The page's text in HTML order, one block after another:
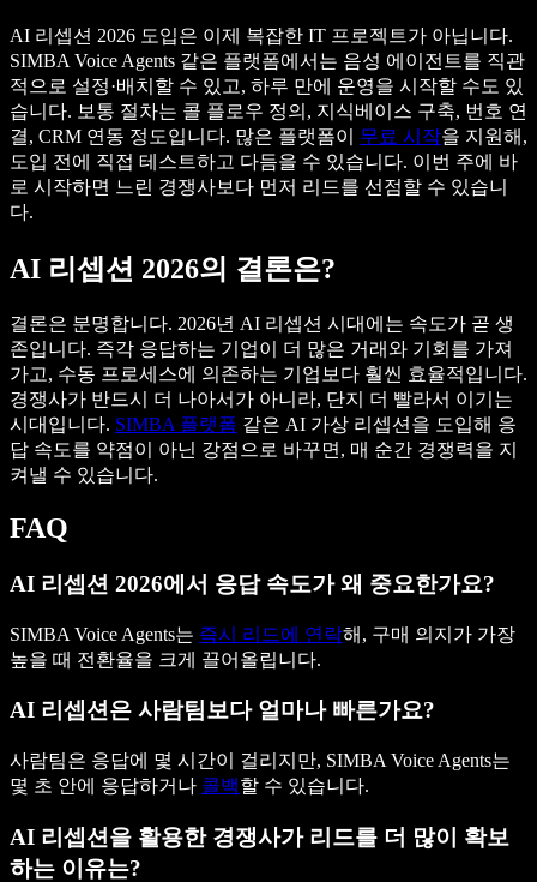
AI 리셉션 2026 도입은 이제 복잡한 IT 프로젝트가 아닙니다.
SIMBA Voice Agents 같은 플랫폼에서는 음성 에이전트를 직관
적으로 설정·배치할 수 있고, 하루 만에 운영을 시작할 수도 있
습니다. 보통 절차는 콜 플로우 정의, 지식베이스 구축, 번호 연
결, CRM 연동 정도입니다. 많은 플랫폼이 무료 시작을 지원해,
도입 전에 직접 테스트하고 다듬을 수 있습니다. 이번 주에 바
로 시작하면 느린 경쟁사보다 먼저 리드를 선점할 수 있습니
다.
AI 리셉션 2026의 결론은?
결론은 분명합니다. 2026년 AI 리셉션 시대에는 속도가 곧 생
존입니다. 즉각 응답하는 기업이 더 많은 거래와 기회를 가져
가고, 수동 프로세스에 의존하는 기업보다 훨씬 효율적입니다.
경쟁사가 반드시 더 나아서가 아니라, 단지 더 빨라서 이기는
시대입니다. SIMBA 플랫폼 같은 AI 가상 리셉션을 도입해 응
답 속도를 약점이 아닌 강점으로 바꾸면, 매 순간 경쟁력을 지
켜낼 수 있습니다.
FAQ
AI 리셉션 2026에서 응답 속도가 왜 중요한가요?
SIMBA Voice Agents는 즉시 리드에 연락해, 구매 의지가 가장
높을 때 전환율을 크게 끌어올립니다.
AI 리셉션은 사람팀보다 얼마나 빠른가요?
사람팀은 응답에 몇 시간이 걸리지만, SIMBA Voice Agents는
몇 초 안에 응답하거나 콜백할 수 있습니다.
AI 리셉션을 활용한 경쟁사가 리드를 더 많이 확보
하는 이유는?